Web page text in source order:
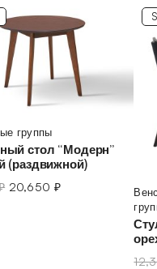
группы
стол “Модерн”
(раздвижной)
20,650 ₽